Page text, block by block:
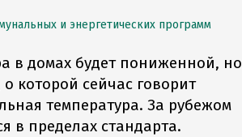
и энергетических программ
в домах будет пониженной, но
которой сейчас говорит
температура. За рубежом
в пределах стандарта.